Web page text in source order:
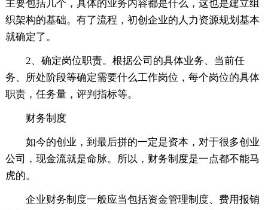
主要包括几个，具体的业务内容都是什么，这也是建立组
织架构的基础。有了流程，初创企业的人力资源规划基本
就确定了。
2、确定岗位职责。根据公司的具体业务、当前任
务、所处阶段等确定需要什么工作岗位，每个岗位的具体
职责，任务量，评判指标等。
财务制度
如今的创业，到最后拼的一定是资本，对于很多创业
公司，现金流就是命脉。所以，财务制度是一点都不能马
虎的。
企业财务制度一般应当包括资金管理制度、费用报销